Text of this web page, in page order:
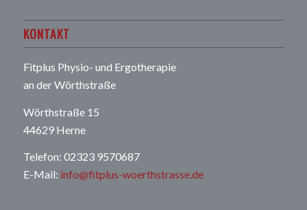
KONTAKT
Fitplus Physio- und Ergotherapie
an der Wörthstraße
Wörthstraße 15
44629 Herne
Telefon: 02323 9570687
E-Mail: info@fitplus-woerthstrasse.de